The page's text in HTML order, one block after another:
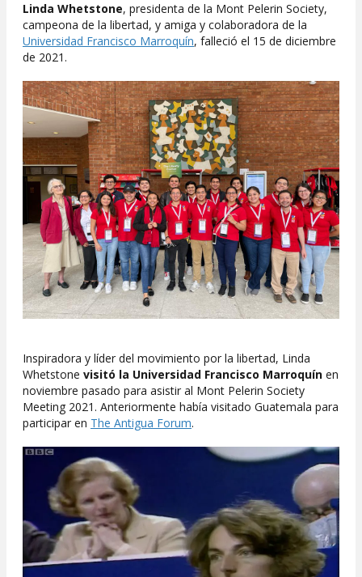
Linda Whetstone, presidenta de la Mont Pelerin Society,
campeona de la libertad, y amiga y colaboradora de la
Universidad Francisco Marroquín, falleció el 15 de diciembre
de 2021.
Inspiradora y líder del movimiento por la libertad, Linda
Whetstone visitó la Universidad Francisco Marroquín en
noviembre pasado para asistir al Mont Pelerin Society
Meeting 2021. Anteriormente había visitado Guatemala para
participar en The Antigua Forum.